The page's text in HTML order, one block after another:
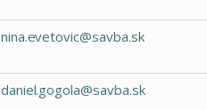
nina.evetovic@savba.sk
daniel.gogola@savba.sk